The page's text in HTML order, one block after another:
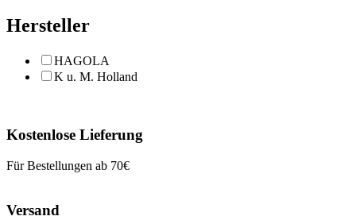
Hersteller
HAGOLA
K u. M. Holland
Kostenlose Lieferung
Für Bestellungen ab 70€
Versand